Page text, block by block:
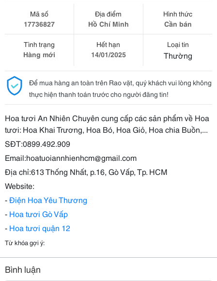
Mã số
17736827
Địa điểm
Hồ Chí Minh
Hình thức
Cần bán
Tình trạng
Hàng mới
Hết hạn
14/01/2025
Loại tin
Thường
Để mua hàng an toàn trên Rao vặt, quý khách vui lòng không
thực hiện thanh toán trước cho người đăng tin!
Hoa tươi An Nhiên Chuyên cung cấp các sản phẩm về Hoa
tươi: Hoa Khai Trương, Hoa Bó, Hoa Giỏ, Hoa chia Buồn,...
SĐT:0899.492.909
Email:hoatuoiannhienhcm@gmail.com
Địa chỉ:613 Thống Nhất, p.16, Gò Vấp, Tp. HCM
Website:
-Điện Hoa Yêu Thương
- Hoa tươi Gò Vấp
- Hoa tươi quận 12
Từ khóa gợi ý:
Bình luận